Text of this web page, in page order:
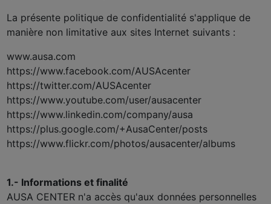
La présente politique de confidentialité s'applique de
manière non limitative aux sites Internet suivants :
www.ausa.com
https://www.facebook.com/AUSAcenter
https://twitter.com/AUSAcenter
https://www.youtube.com/user/ausacenter
https://www.linkedin.com/company/ausa
https://plus.google.com/+AusaCenter/posts
https://www.flickr.com/photos/ausacenter/albums
1.- Informations et finalité
AUSA CENTER n'a accès qu'aux données personnelles